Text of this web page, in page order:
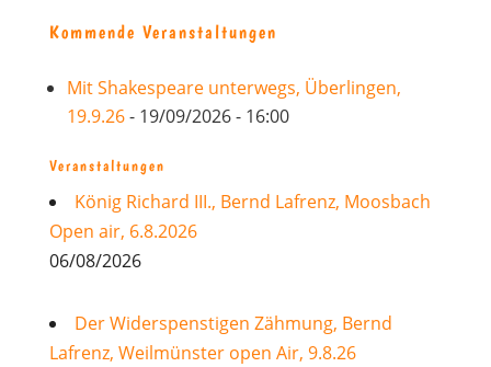
Kommende Veranstaltungen
Mit Shakespeare unterwegs, Überlingen,
19.9.26- 19/09/2026 - 16:00
Veranstaltungen
König Richard III., Bernd Lafrenz, Moosbach
Open air, 6.8.2026
06/08/2026
Der Widerspenstigen Zähmung, Bernd
Lafrenz, Weilmünster open Air, 9.8.26